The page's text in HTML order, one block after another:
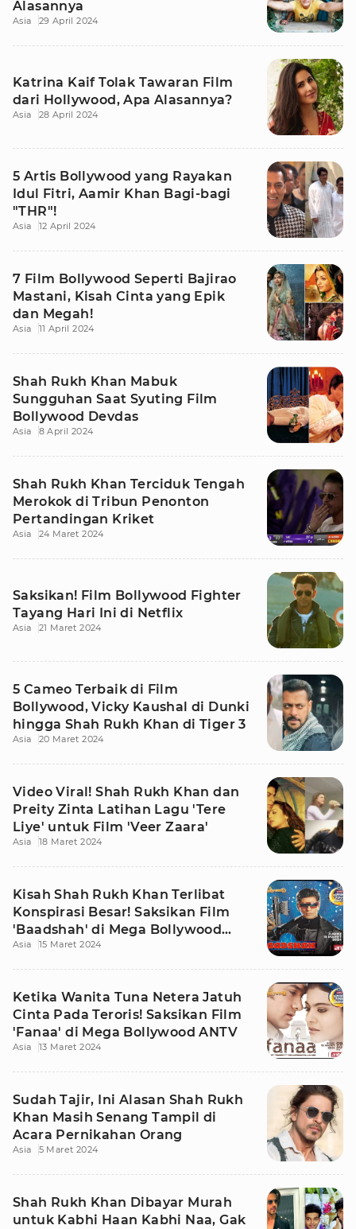
Alasannya
Asia 29 April 2024
Katrina Kaif Tolak Tawaran Film
dari Hollywood, Apa Alasannya?
Asia 28 April 2024
5 Artis Bollywood yang Rayakan
Idul Fitri, Aamir Khan Bagi-bagi
"THR"!
Asia 12 April 2024
7 Film Bollywood Seperti Bajirao
Mastani, Kisah Cinta yang Epik
dan Megah!
Asia 11 April 2024
Shah Rukh Khan Mabuk
Sungguhan Saat Syuting Film
Bollywood Devdas
Asia 8 April 2024
Shah Rukh Khan Terciduk Tengah
Merokok di Tribun Penonton
Pertandingan Kriket
Asia 24 Maret 2024
Saksikan! Film Bollywood Fighter
Tayang Hari Ini di Netflix
Asia 21 Maret 2024
5 Cameo Terbaik di Film
Bollywood, Vicky Kaushal di Dunki
hingga Shah Rukh Khan di Tiger 3
Asia 20 Maret 2024
Video Viral! Shah Rukh Khan dan
Preity Zinta Latihan Lagu 'Tere
Liye' untuk Film 'Veer Zaara'
Asia 18 Maret 2024
Kisah Shah Rukh Khan Terlibat
Konspirasi Besar! Saksikan Film
'Baadshah' di Mega Bollywood
ANTV
Asia 15 Maret 2024
Ketika Wanita Tuna Netera Jatuh
Cinta Pada Teroris! Saksikan Film
'Fanaa' di Mega Bollywood ANTV
Asia 13 Maret 2024
Sudah Tajir, Ini Alasan Shah Rukh
Khan Masih Senang Tampil di
Acara Pernikahan Orang
Asia 5 Maret 2024
Shah Rukh Khan Dibayar Murah
untuk Kabhi Haan Kabhi Naa, Gak